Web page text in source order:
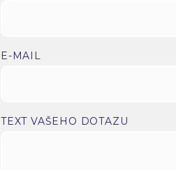
E-MAIL
TEXT VAŠEHO DOTAZU